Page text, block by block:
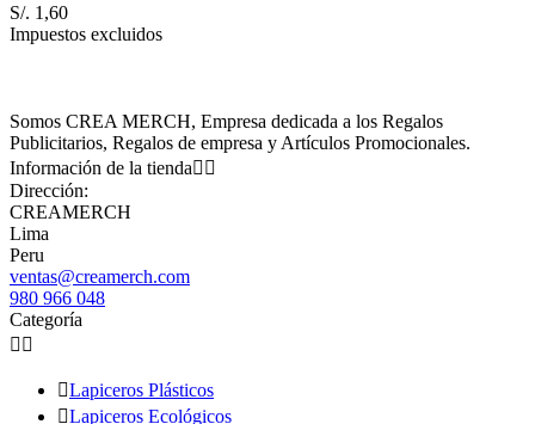
S/. 1,60
Impuestos excluidos
Somos CREA MERCH, Empresa dedicada a los Regalos
Publicitarios, Regalos de empresa y Artículos Promocionales.
Información de la tienda 
Dirección:
CREAMERCH
Lima
Peru
ventas@creamerch.com
980 966 048
Categoría
 
Lapiceros Plásticos
Lapiceros Ecológicos